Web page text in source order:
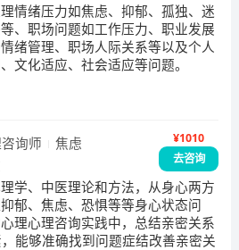
情绪压力如焦虑、抑郁、孤独、迷
、职场问题如工作压力、职业发展
绪管理、职场人际关系等以及个人
文化适应、社会适应等问题。
询师
焦虑
¥1010
去咨询
学、中医理论和方法，从身心两方
郁、焦虑、恐惧等等身心状态问
理心理咨询实践中，总结亲密关系
能够准确找到问题症结改善亲密关